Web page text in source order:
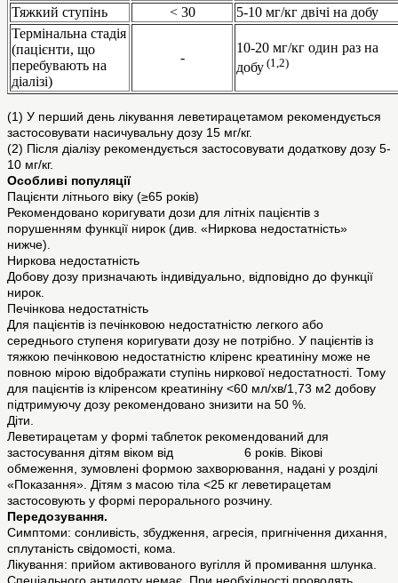
Тяжкий ступінь
< 30
5-10 мг/кг двічі на добу
Термінальна стадія
(пацієнти, що
перебувають на
діалізі)
-
10-20 мг/кг один раз на
добу (1,2)
(1) У перший день лікування леветирацетамом рекомендується
застосовувати насичувальну дозу 15 мг/кг.
(2) Після діалізу рекомендується застосовувати додаткову дозу 5-
10 мг/кг.
Особливі популяції
Пацієнти літнього віку (≥65 років)
Рекомендовано коригувати дози для літніх пацієнтів з
порушенням функції нирок (див. «Ниркова недостатність»
нижче).
Ниркова недостатність
Добову дозу призначають індивідуально, відповідно до функції
нирок.
Печінкова недостатність
Для пацієнтів із печінковою недостатністю легкого або
середнього ступеня коригувати дозу не потрібно. У пацієнтів із
тяжкою печінковою недостатністю кліренс креатиніну може не
повною мірою відображати ступінь ниркової недостатності. Тому
для пацієнтів із кліренсом креатиніну <60 мл/хв/1,73 м2 добову
підтримуючу дозу рекомендовано знизити на 50 %.
Діти.
Леветирацетам у формі таблеток рекомендований для
застосування дітям віком від 6 років. Вікові
обмеження, зумовлені формою захворювання, надані у розділі
«Показання». Дітям з масою тіла <25 кг леветирацетам
застосовують у формі перорального розчину.
Передозування.
Симптоми: сонливість, збудження, агресія, пригнічення дихання,
сплутаність свідомості, кома.
Лікування: прийом активованого вугілля й промивання шлунка.